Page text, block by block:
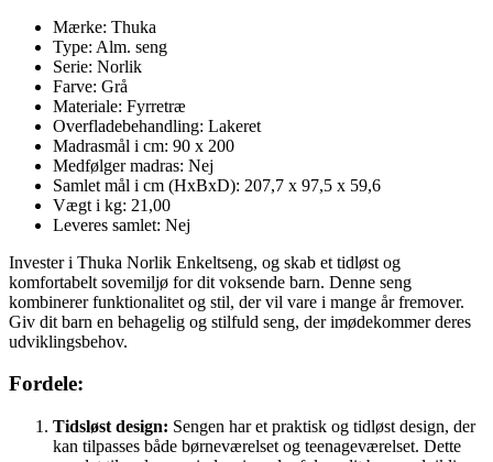
Mærke: Thuka
Type: Alm. seng
Serie: Norlik
Farve: Grå
Materiale: Fyrretræ
Overfladebehandling: Lakeret
Madrasmål i cm: 90 x 200
Medfølger madras: Nej
Samlet mål i cm (HxBxD): 207,7 x 97,5 x 59,6
Vægt i kg: 21,00
Leveres samlet: Nej
Invester i Thuka Norlik Enkeltseng, og skab et tidløst og
komfortabelt sovemiljø for dit voksende barn. Denne seng
kombinerer funktionalitet og stil, der vil vare i mange år fremover.
Giv dit barn en behagelig og stilfuld seng, der imødekommer deres
udviklingsbehov.
Fordele:
Tidsløst design: Sengen har et praktisk og tidløst design, der
kan tilpasses både børneværelset og teenageværelset. Dette